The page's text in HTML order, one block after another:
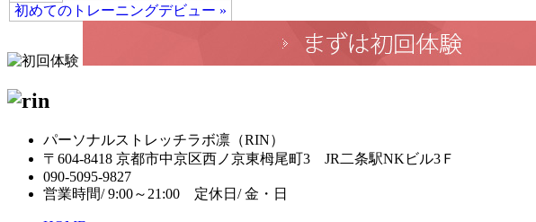
初めてのトレーニングデビュー »
パーソナルストレッチラボ凛（RIN）
〒604-8418 京都市中京区西ノ京東栂尾町3 JR二条駅NKビル3Ｆ
090-5095-9827
営業時間/ 9:00～21:00 定休日/ 金・日